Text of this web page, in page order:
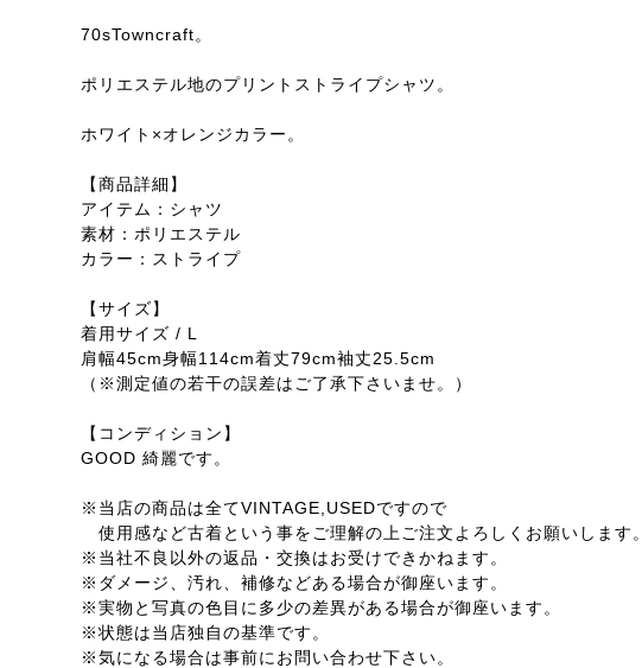
70sTowncraft。
ポリエステル地のプリントストライプシャツ。
ホワイト×オレンジカラー。
【商品詳細】
アイテム：シャツ
素材：ポリエステル
カラー：ストライプ
【サイズ】
着用サイズ / L
肩幅45cm身幅114cm着丈79cm袖丈25.5cm
（※測定値の若干の誤差はご了承下さいませ。）
【コンディション】
GOOD 綺麗です。
※当店の商品は全てVINTAGE,USEDですので
使用感など古着という事をご理解の上ご注文よろしくお願いします。
※当社不良以外の返品・交換はお受けできかねます。
※ダメージ、汚れ、補修などある場合が御座います。
※実物と写真の色目に多少の差異がある場合が御座います。
※状態は当店独自の基準です。
※気になる場合は事前にお問い合わせ下さい。